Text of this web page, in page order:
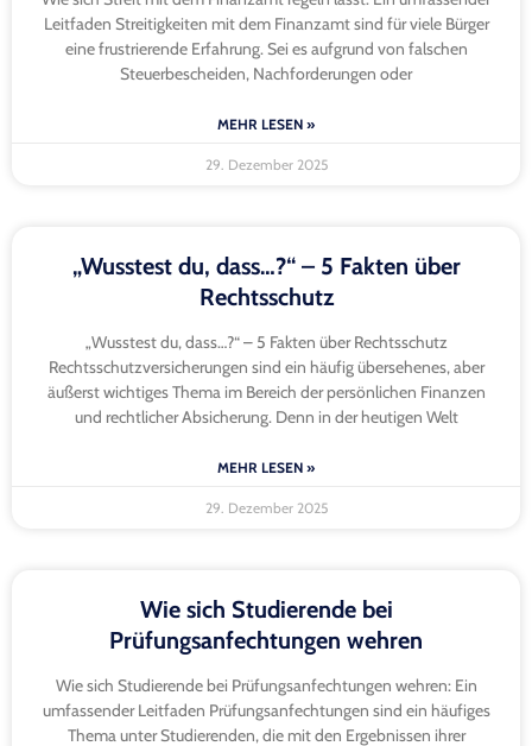
Leitfaden Streitigkeiten mit dem Finanzamt sind für viele Bürger
eine frustrierende Erfahrung. Sei es aufgrund von falschen
Steuerbescheiden, Nachforderungen oder
MEHR LESEN »
29. Dezember 2025
„Wusstest du, dass…?“ – 5 Fakten über
Rechtsschutz
„Wusstest du, dass…?“ – 5 Fakten über Rechtsschutz
Rechtsschutzversicherungen sind ein häufig übersehenes, aber
äußerst wichtiges Thema im Bereich der persönlichen Finanzen
und rechtlicher Absicherung. Denn in der heutigen Welt
MEHR LESEN »
29. Dezember 2025
Wie sich Studierende bei
Prüfungsanfechtungen wehren
Wie sich Studierende bei Prüfungsanfechtungen wehren: Ein
umfassender Leitfaden Prüfungsanfechtungen sind ein häufiges
Thema unter Studierenden, die mit den Ergebnissen ihrer